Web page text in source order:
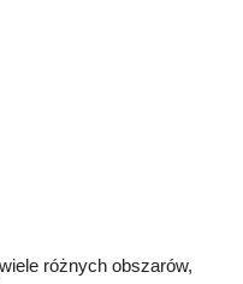
różnych obszarów,